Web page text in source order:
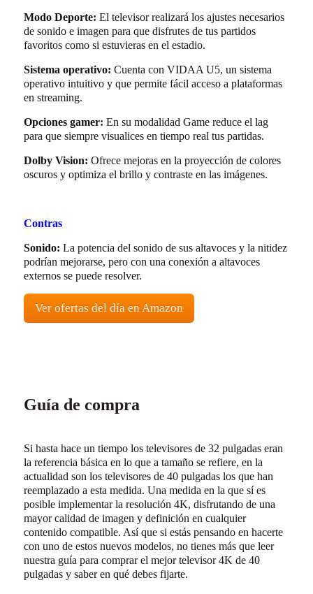
Modo Deporte: El televisor realizará los ajustes necesarios
de sonido e imagen para que disfrutes de tus partidos
favoritos como si estuvieras en el estadio.
Sistema operativo: Cuenta con VIDAA U5, un sistema
operativo intuitivo y que permite fácil acceso a plataformas
en streaming.
Opciones gamer: En su modalidad Game reduce el lag
para que siempre visualices en tiempo real tus partidas.
Dolby Vision: Ofrece mejoras en la proyección de colores
oscuros y optimiza el brillo y contraste en las imágenes.
Contras
Sonido: La potencia del sonido de sus altavoces y la nitidez
podrían mejorarse, pero con una conexión a altavoces
externos se puede resolver.
Ver ofertas del día en Amazon
Guía de compra
Si hasta hace un tiempo los televisores de 32 pulgadas eran
la referencia básica en lo que a tamaño se refiere, en la
actualidad son los televisores de 40 pulgadas los que han
reemplazado a esta medida. Una medida en la que sí es
posible implementar la resolución 4K, disfrutando de una
mayor calidad de imagen y definición en cualquier
contenido compatible. Así que si estás pensando en hacerte
con uno de estos nuevos modelos, no tienes más que leer
nuestra guía para comprar el mejor televisor 4K de 40
pulgadas y saber en qué debes fijarte.